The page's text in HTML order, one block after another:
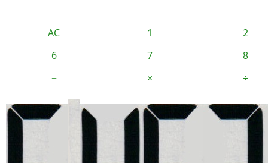
AC 1
2
6
7
8
−
× ÷